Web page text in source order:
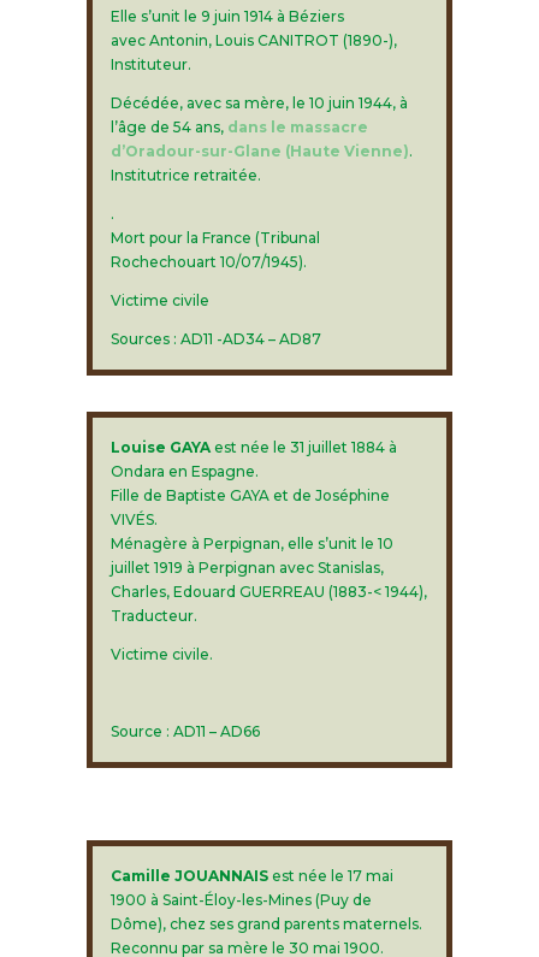
Elle s’unit le 9 juin 1914 à Béziers
avec Antonin, Louis CANITROT (1890-),
Instituteur.
Décédée, avec sa mère, le 10 juin 1944, à
l’âge de 54 ans, dans le massacre
d’Oradour-sur-Glane (Haute Vienne).
Institutrice retraitée.
.
Mort pour la France (Tribunal
Rochechouart 10/07/1945).
Victime civile
Sources : AD11 -AD34 – AD87
Louise GAYAest née le 31 juillet 1884 à
Ondara en Espagne.
Fille de Baptiste GAYA et de Joséphine
VIVÉS.
Ménagère à Perpignan, elle s’unit le 10
juillet 1919 à Perpignan avec Stanislas,
Charles, Edouard GUERREAU (1883-< 1944),
Traducteur.
Victime civile.
Source : AD11 – AD66
Camille JOUANNAISest née le 17 mai
1900 à Saint-Éloy-les-Mines (Puy de
Dôme), chez ses grand parents maternels.
Reconnu par sa mère le 30 mai 1900.